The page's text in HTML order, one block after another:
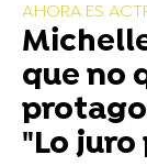
AHORA ES
que no
"Lo juro